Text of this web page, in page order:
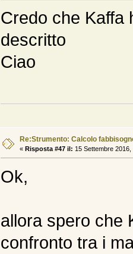
Credo che Kaffa
descritto
Ciao
Re:Strumento: Calcolo
« Risposta #47 il: 15 Settembre 2016,
Ok,
allora spero che
confronto tra i